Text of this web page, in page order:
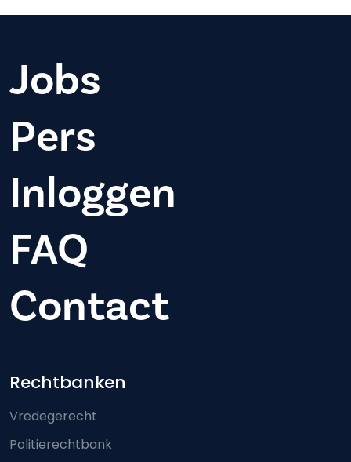
Jobs
Pers
Inloggen
FAQ
Contact
Footer-menu
Rechtbanken
Vredegerecht
Politierechtbank